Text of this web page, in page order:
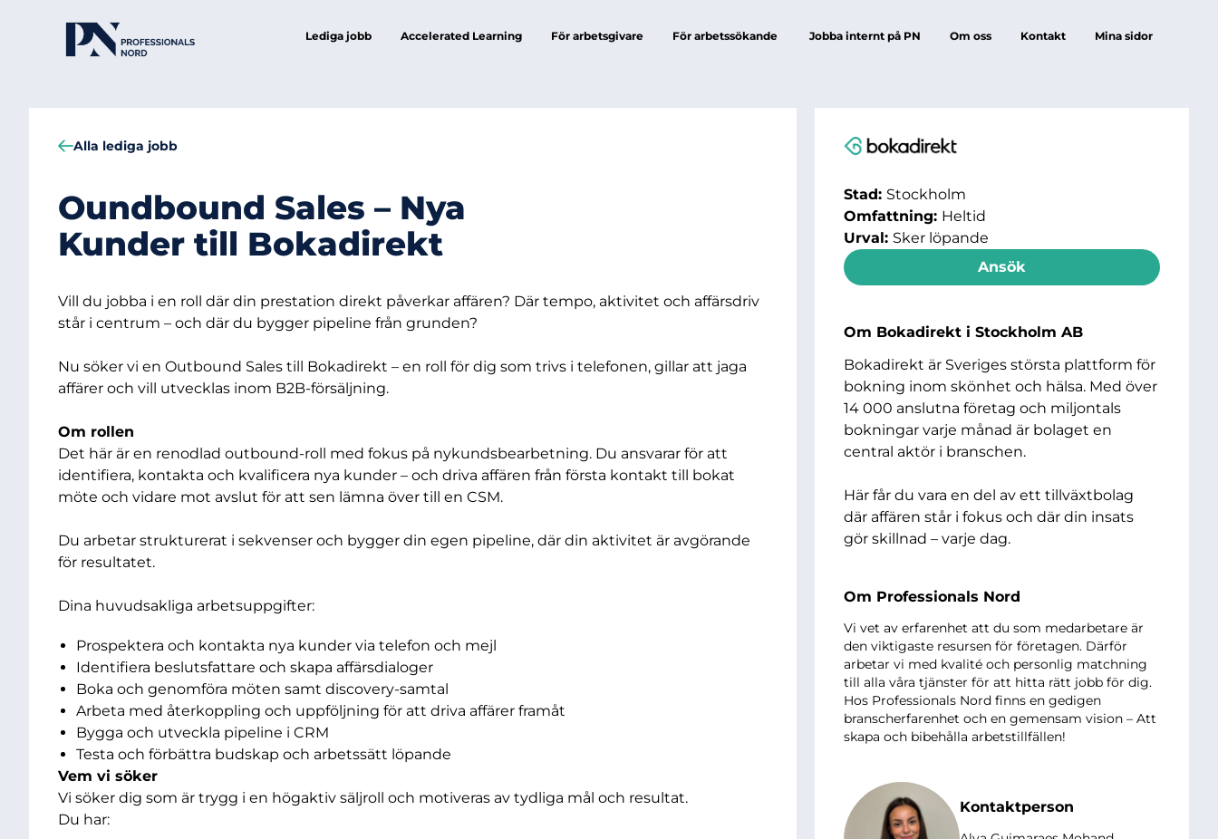
Lediga jobb Accelerated Learning För arbetsgivare För arbetssökande Jobba internt på PN Om oss Kontakt Mina sidor
Alla lediga jobb
Oundbound Sales – Nya
Kunder till Bokadirekt
Vill du jobba i en roll där din prestation direkt påverkar affären? Där tempo, aktivitet och affärsdriv
står i centrum – och där du bygger pipeline från grunden?
Nu söker vi en Outbound Sales till Bokadirekt – en roll för dig som trivs i telefonen, gillar att jaga
affärer och vill utvecklas inom B2B-försäljning.
Om rollen
Det här är en renodlad outbound-roll med fokus på nykundsbearbetning. Du ansvarar för att
identifiera, kontakta och kvalificera nya kunder – och driva affären från första kontakt till bokat
möte och vidare mot avslut för att sen lämna över till en CSM.
Du arbetar strukturerat i sekvenser och bygger din egen pipeline, där din aktivitet är avgörande
för resultatet.
Dina huvudsakliga arbetsuppgifter:
Prospektera och kontakta nya kunder via telefon och mejl
Identifiera beslutsfattare och skapa affärsdialoger
Boka och genomföra möten samt discovery-samtal
Arbeta med återkoppling och uppföljning för att driva affärer framåt
Bygga och utveckla pipeline i CRM
Testa och förbättra budskap och arbetssätt löpande
Vem vi söker
Vi söker dig som är trygg i en högaktiv säljroll och motiveras av tydliga mål och resultat.
Du har:
Stad: Stockholm
Omfattning: Heltid
Urval: Sker löpande
Ansök
Om Bokadirekt i Stockholm AB
Bokadirekt är Sveriges största plattform för
bokning inom skönhet och hälsa. Med över
14 000 anslutna företag och miljontals
bokningar varje månad är bolaget en
central aktör i branschen.
Här får du vara en del av ett tillväxtbolag
där affären står i fokus och där din insats
gör skillnad – varje dag.
Om Professionals Nord
Vi vet av erfarenhet att du som medarbetare är
den viktigaste resursen för företagen. Därför
arbetar vi med kvalité och personlig matchning
till alla våra tjänster för att hitta rätt jobb för dig.
Hos Professionals Nord finns en gedigen
branscherfarenhet och en gemensam vision – Att
skapa och bibehålla arbetstillfällen!
Kontaktperson